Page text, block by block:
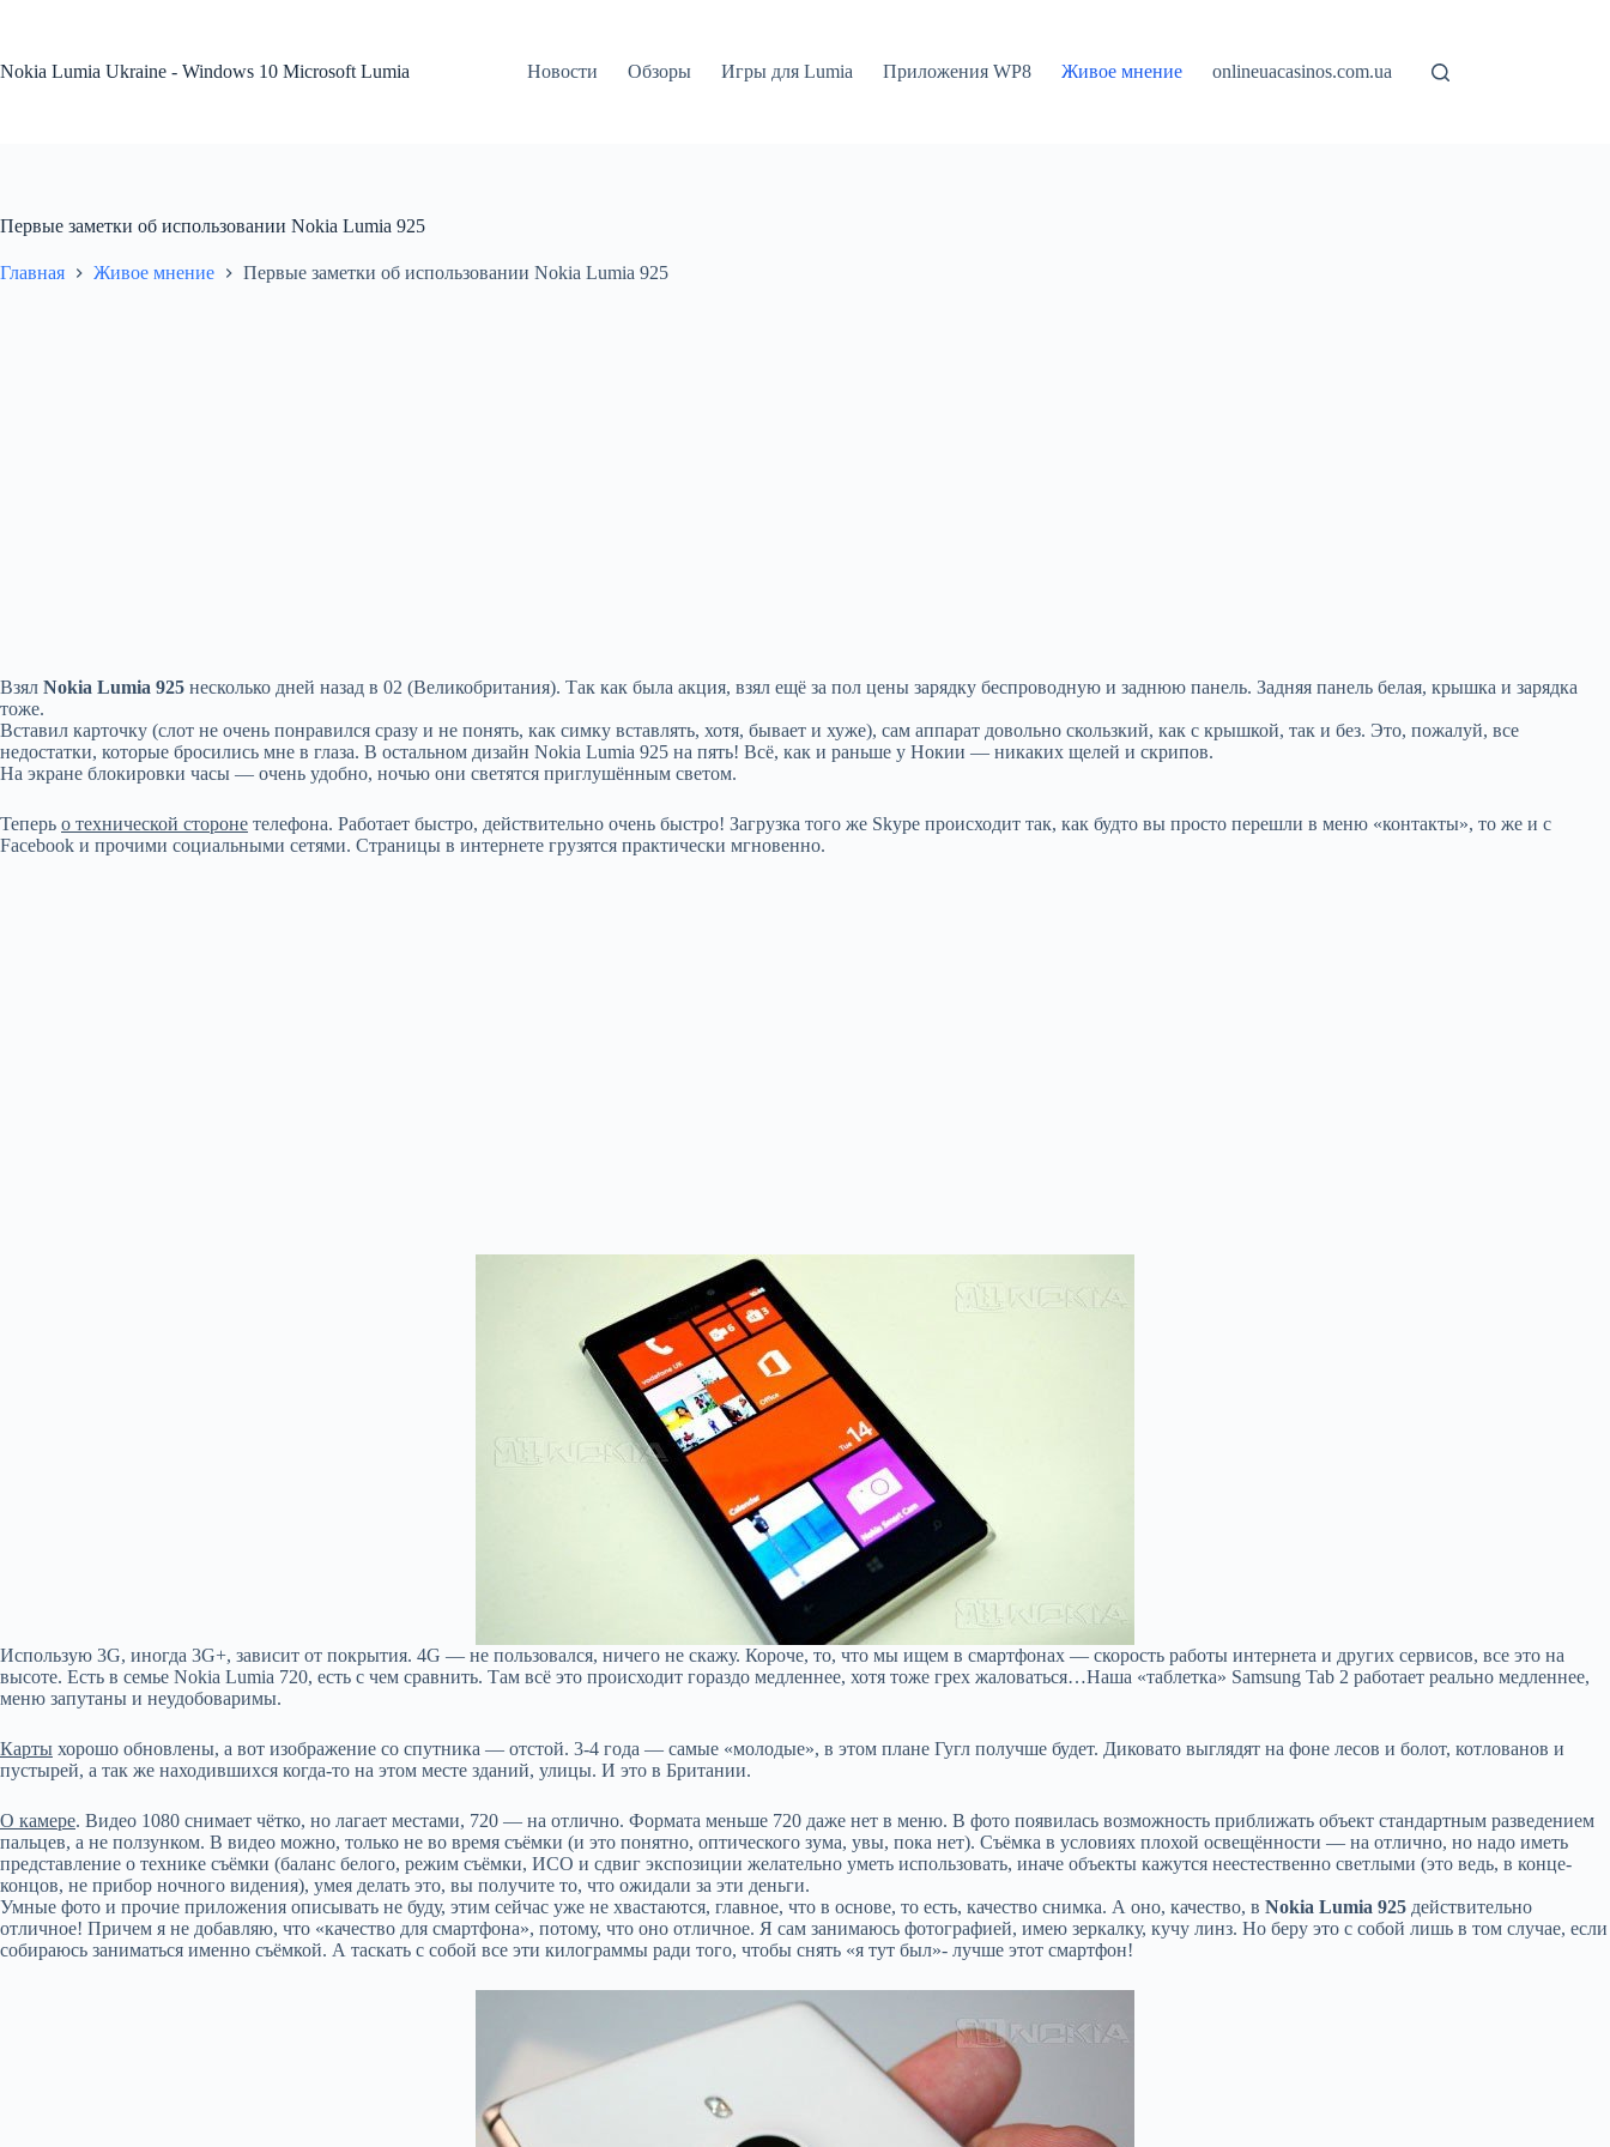
Nokia Lumia Ukraine - Windows 10 Microsoft Lumia
Новости Обзоры Игры для Lumia Приложения WP8 Живое мнение onlineuacasinos.com.ua
Первые заметки об использовании Nokia Lumia 925
Главная Живое мнение Первые заметки об использовании Nokia Lumia 925
Взял Nokia Lumia 925 несколько дней назад в 02 (Великобритания). Так как была акция, взял ещё за пол цены зарядку беспроводную и заднюю панель. Задняя панель белая, крышка и зарядка
тоже.
Вставил карточку (слот не очень понравился сразу и не понять, как симку вставлять, хотя, бывает и хуже), сам аппарат довольно скользкий, как с крышкой, так и без. Это, пожалуй, все
недостатки, которые бросились мне в глаза. В остальном дизайн Nokia Lumia 925 на пять! Всё, как и раньше у Нокии — никаких щелей и скрипов.
На экране блокировки часы — очень удобно, ночью они светятся приглушённым светом.
Теперь о технической стороне телефона. Работает быстро, действительно очень быстро! Загрузка того же Skype происходит так, как будто вы просто перешли в меню «контакты», то же и с
Facebook и прочими социальными сетями. Страницы в интернете грузятся практически мгновенно.
Использую 3G, иногда 3G+, зависит от покрытия. 4G — не пользовался, ничего не скажу. Короче, то, что мы ищем в смартфонах — скорость работы интернета и других сервисов, все это на
высоте. Есть в семье Nokia Lumia 720, есть с чем сравнить. Там всё это происходит гораздо медленнее, хотя тоже грех жаловаться…Наша «таблетка» Samsung Tab 2 работает реально медленнее,
меню запутаны и неудобоваримы.
Карты хорошо обновлены, а вот изображение со спутника — отстой. 3-4 года — самые «молодые», в этом плане Гугл получше будет. Диковато выглядят на фоне лесов и болот, котлованов и
пустырей, а так же находившихся когда-то на этом месте зданий, улицы. И это в Британии.
О камере. Видео 1080 снимает чётко, но лагает местами, 720 — на отлично. Формата меньше 720 даже нет в меню. В фото появилась возможность приближать объект стандартным разведением
пальцев, а не ползунком. В видео можно, только не во время съёмки (и это понятно, оптического зума, увы, пока нет). Съёмка в условиях плохой освещённости — на отлично, но надо иметь
представление о технике съёмки (баланс белого, режим съёмки, ИСО и сдвиг экспозиции желательно уметь использовать, иначе объекты кажутся неестественно светлыми (это ведь, в конце-
концов, не прибор ночного видения), умея делать это, вы получите то, что ожидали за эти деньги.
Умные фото и прочие приложения описывать не буду, этим сейчас уже не хвастаются, главное, что в основе, то есть, качество снимка. А оно, качество, в Nokia Lumia 925 действительно
отличное! Причем я не добавляю, что «качество для смартфона», потому, что оно отличное. Я сам занимаюсь фотографией, имею зеркалку, кучу линз. Но беру это с собой лишь в том случае, если
собираюсь заниматься именно съёмкой. А таскать с собой все эти килограммы ради того, чтобы снять «я тут был»- лучше этот смартфон!